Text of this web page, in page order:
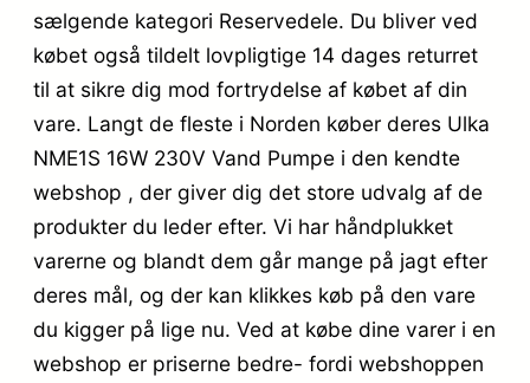
sælgende kategori Reservedele. Du bliver ved
købet også tildelt lovpligtige 14 dages returret
til at sikre dig mod fortrydelse af købet af din
vare. Langt de fleste i Norden køber deres Ulka
NME1S 16W 230V Vand Pumpe i den kendte
webshop , der giver dig det store udvalg af de
produkter du leder efter. Vi har håndplukket
varerne og blandt dem går mange på jagt efter
deres mål, og der kan klikkes køb på den vare
du kigger på lige nu. Ved at købe dine varer i en
webshop er priserne bedre- fordi webshoppen